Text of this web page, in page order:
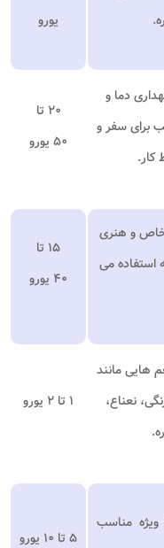
یورو
دما و
برای سفر و
کار.
۲۰ تا
۵۰ یورو
و هنری
استفاده می
۱۵ تا
۴۰ یورو
هایی مانند
نعناع،
۱ تا ۲ یورو
مناسب
۵ تا ۱۰ یورو